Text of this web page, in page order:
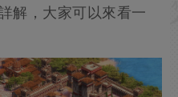
解，大家可以來看一